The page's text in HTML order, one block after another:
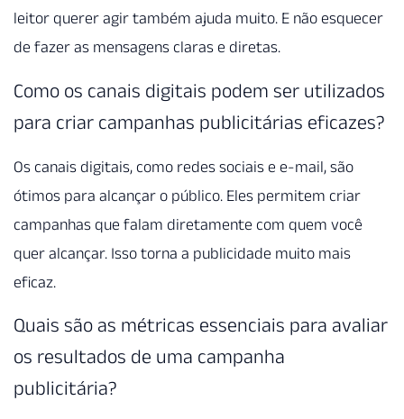
leitor querer agir também ajuda muito. E não esquecer
de fazer as mensagens claras e diretas.
Como os canais digitais podem ser utilizados
para criar campanhas publicitárias eficazes?
Os canais digitais, como redes sociais e e-mail, são
ótimos para alcançar o público. Eles permitem criar
campanhas que falam diretamente com quem você
quer alcançar. Isso torna a publicidade muito mais
eficaz.
Quais são as métricas essenciais para avaliar
os resultados de uma campanha
publicitária?